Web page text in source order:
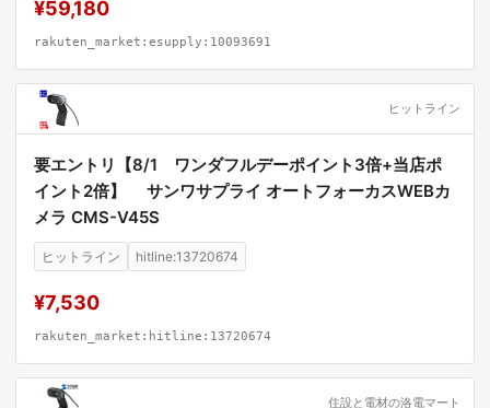
¥59,180
rakuten_market:esupply:10093691
ヒットライン
要エントリ【8/1 ワンダフルデーポイント3倍+当店ポ
イント2倍】 サンワサプライ オートフォーカスWEBカ
メラ CMS-V45S
ヒットライン hitline:13720674
¥7,530
rakuten_market:hitline:13720674
住設と電材の洛電マート